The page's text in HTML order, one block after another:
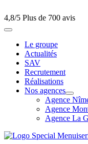
4,8/5 Plus de 700 avis
Le groupe
Actualités
SAV
Recrutement
Réalisations
Nos agences
Agence
Agence
Agence La